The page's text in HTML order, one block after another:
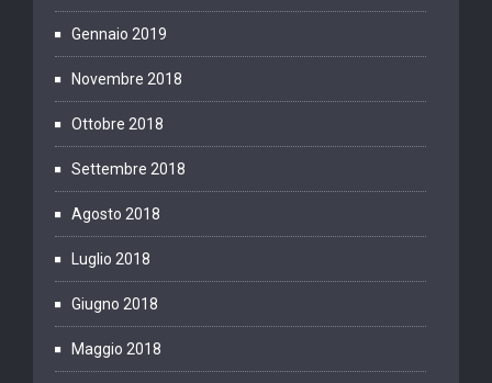
Gennaio 2019
Novembre 2018
Ottobre 2018
Settembre 2018
Agosto 2018
Luglio 2018
Giugno 2018
Maggio 2018